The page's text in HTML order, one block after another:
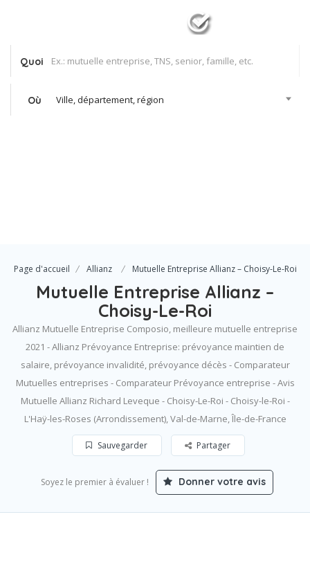
Quoi
Où Ville, département, région
Page d'accueil Allianz Mutuelle Entreprise Allianz – Choisy-Le-Roi
Mutuelle Entreprise Allianz –
Choisy-Le-Roi
Allianz Mutuelle Entreprise Composio, meilleure mutuelle entreprise
2021 - Allianz Prévoyance Entreprise: prévoyance maintien de
salaire, prévoyance invalidité, prévoyance décès - Comparateur
Mutuelles entreprises - Comparateur Prévoyance entreprise - Avis
Mutuelle Allianz Richard Leveque - Choisy-Le-Roi - Choisy-le-Roi -
L'Haÿ-les-Roses (Arrondissement), Val-de-Marne, Île-de-France
Sauvegarder Partager
Soyez le premier à évaluer ! Donner votre avis